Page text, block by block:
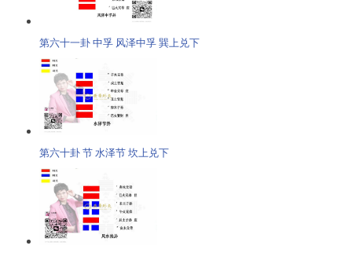
第六十一卦 中孚 风泽中孚 巽上兑下
第六十卦 节 水泽节 坎上兑下